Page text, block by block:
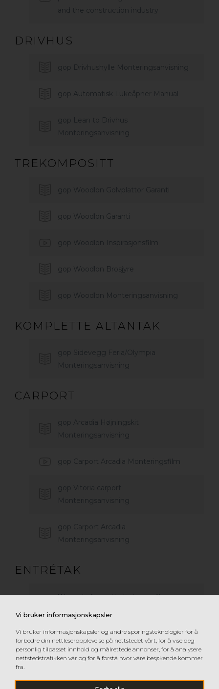
Vi bruker informasjonskapsler
Vi bruker informasjonskapsler og andre sporingsteknologier for å
forbedre din nettleseropplevelse på nettstedet vårt, for å vise deg
personlig tilpasset innhold og målrettede annonser, for å analysere
nettstedstrafikken vår og for å forstå hvor våre besøkende kommer
fra.
and the construction industry
DRIVHUS
gop Drivhushylle Monteringsanvisning
gop Automatisk Lukeåpner Manual
gop Lean to Drivhus
Monteringsanvisning
TREKOMPOSITT
gop Woodlon Golvplattor Garanti
gop Woodlon Garanti
gop Woodlon Inspirasjonsfilm
gop Woodlon Brosjyre
gop Woodlon Monteringsanvisning
KOMPLETTE ALTANTAK
gop Sidevegg Feria/Olympia
Monteringsanvisning
CARPORT
gop Arcadia Højningskit
Monteringsanvisning
gop Carport Arcadia Monteringsfilm
gop Vitoria carport
Monteringsanvisning
gop Carport Arcadia
Monteringsanvisning
ENTRÉTAK
Warranty for gutta Entrance Canopy
gop Entrétak Håltagning
gop Vindskydd Block